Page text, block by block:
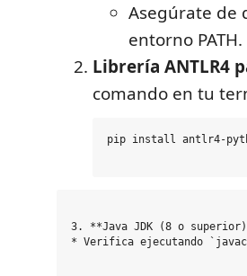
Asegúrate de
entorno PATH.
Librería ANTLR4
comando en tu
pip install antlr4-
3. **Java JDK (8 o
* Verifica ejecutando